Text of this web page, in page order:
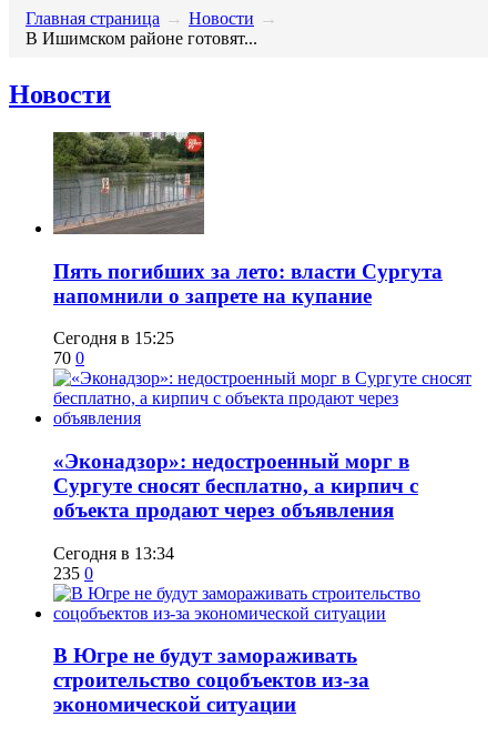
Главная страница → Новости →
​В Ишимском районе готовят...
Новости
​Пять погибших за лето: власти Сургута
напомнили о запрете на купание
Сегодня в 15:25
70 0
​«Эконадзор»: недостроенный морг в
Сургуте сносят бесплатно, а кирпич с
объекта продают через объявления
Сегодня в 13:34
235 0
В Югре не будут замораживать
строительство соцобъектов из-за
экономической ситуации